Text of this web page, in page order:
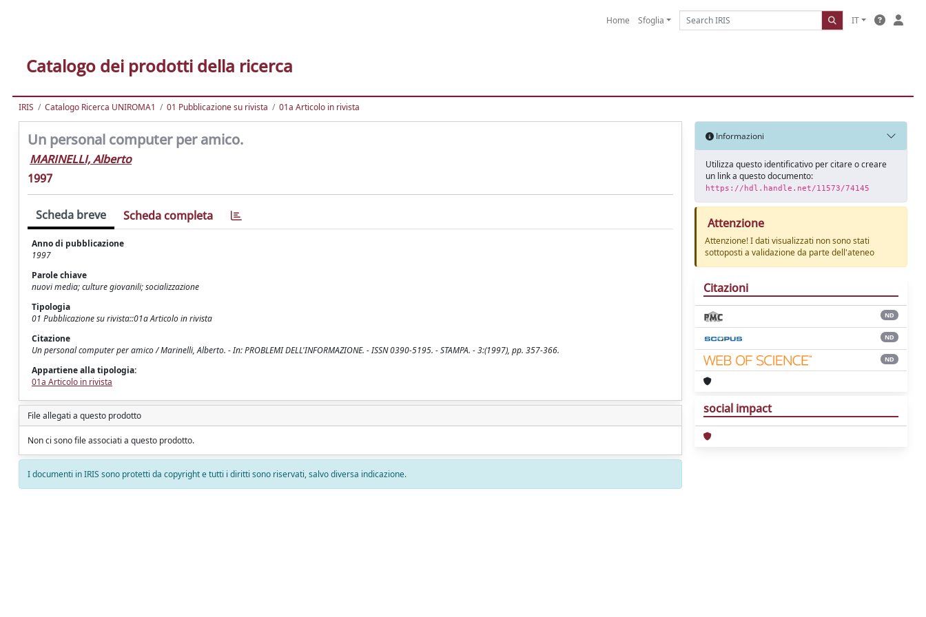
Home Sfoglia IT
Catalogo dei prodotti della ricerca
IRIS Catalogo Ricerca UNIROMA1 01 Pubblicazione su rivista 01a Articolo in rivista
Un personal computer per amico.
MARINELLI, Alberto
1997
Scheda breve Scheda completa
Anno di pubblicazione
1997
Parole chiave
nuovi media; culture giovanili; socializzazione
Tipologia
01 Pubblicazione su rivista::01a Articolo in rivista
Citazione
Un personal computer per amico / Marinelli, Alberto. - In: PROBLEMI DELL'INFORMAZIONE. - ISSN 0390-5195. - STAMPA. - 3:(1997), pp. 357-366.
Appartiene alla tipologia:
01a Articolo in rivista
File allegati a questo prodotto
Non ci sono file associati a questo prodotto.
I documenti in IRIS sono protetti da copyright e tutti i diritti sono riservati, salvo diversa indicazione.
Informazioni
Utilizza questo identificativo per citare o creare
un link a questo documento:
https://hdl.handle.net/11573/74145
Attenzione
Attenzione! I dati visualizzati non sono stati
sottoposti a validazione da parte dell'ateneo
Citazioni
ND
ND
ND
social impact